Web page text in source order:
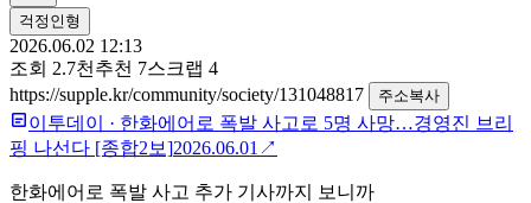
걱정인형
2026.06.02 12:13
조회 2.7천 추천 7스크랩 4
https://supple.kr/community/society/131048817
주소복사
이투데이 · 한화에어로 폭발 사고로 5명 사망…경영진 브리
핑 나선다 [종합2보]2026.06.01 ↗
한화에어로 폭발 사고 추가 기사까지 보니까